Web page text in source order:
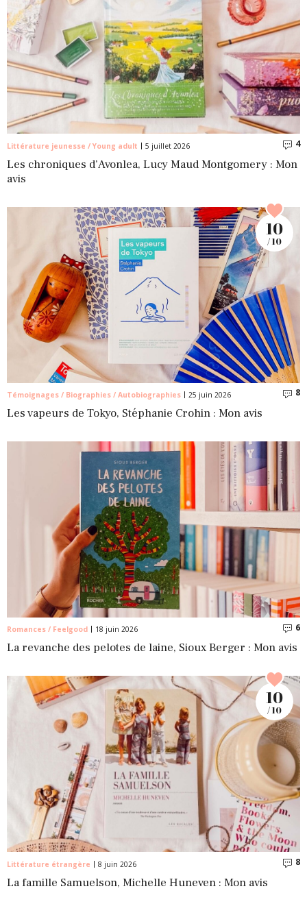
Littérature jeunesse / Young adult 5 juillet 2026 4
Les chroniques d’Avonlea, Lucy Maud Montgomery : Mon
avis
Témoignages / Biographies / Autobiographies 25 juin 2026 8
Les vapeurs de Tokyo, Stéphanie Crohin : Mon avis
10
/ 10
Romances / Feelgood 18 juin 2026 6
La revanche des pelotes de laine, Sioux Berger : Mon avis
Littérature étrangère 8 juin 2026 8
La famille Samuelson, Michelle Huneven : Mon avis
10
/ 10